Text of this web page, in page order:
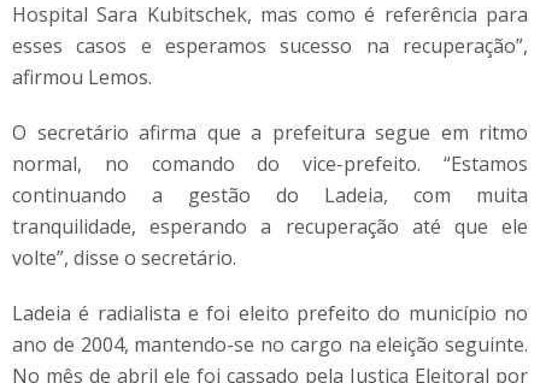
Hospital Sara Kubitschek, mas como é referência para
esses casos e esperamos sucesso na recuperação”,
afirmou Lemos.
O secretário afirma que a prefeitura segue em ritmo
normal, no comando do vice-prefeito. “Estamos
continuando a gestão do Ladeia, com muita
tranquilidade, esperando a recuperação até que ele
volte”, disse o secretário.
Ladeia é radialista e foi eleito prefeito do município no
ano de 2004, mantendo-se no cargo na eleição seguinte.
No mês de abril ele foi cassado pela Justiça Eleitoral por